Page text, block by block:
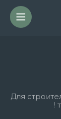
Для
!